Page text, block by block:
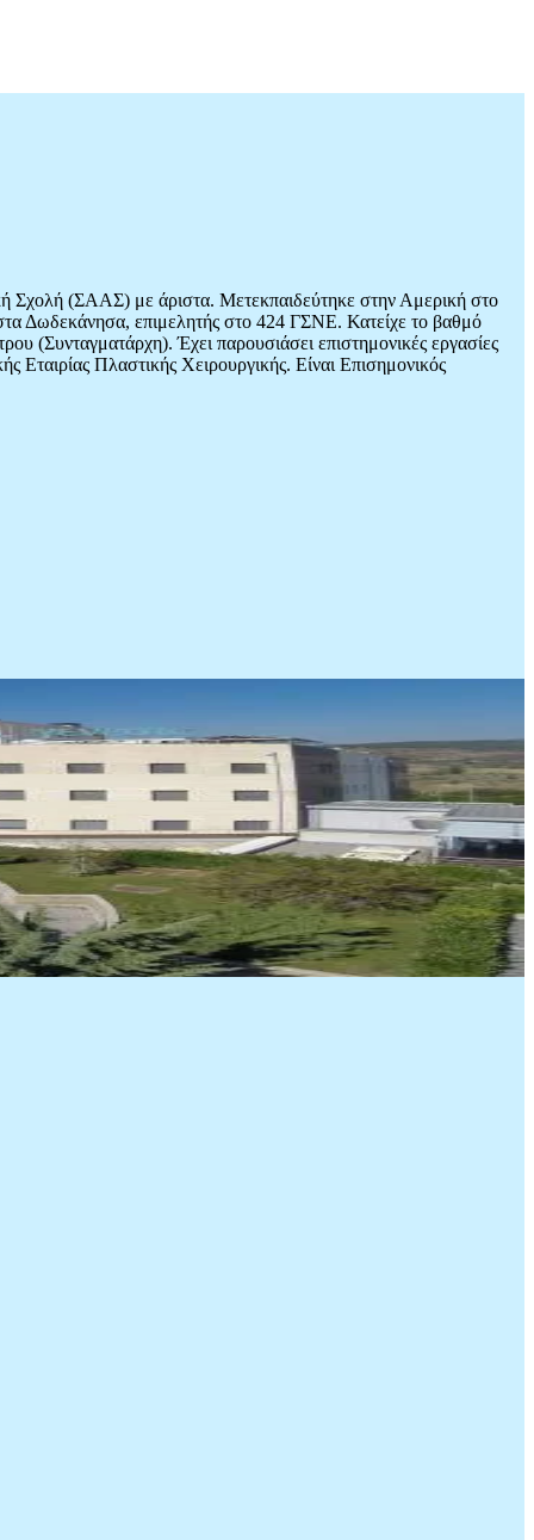
Σχολή (ΣΑΑΣ) με άριστα. Μετεκπαιδεύτηκε στην Αμερική στο
στα Δωδεκάνησα, επιμελητής στο 424 ΓΣΝΕ. Κατείχε το βαθμό
(Συνταγματάρχη). Έχει παρουσιάσει επιστημονικές εργασίες
Εταιρίας Πλαστικής Χειρουργικής. Είναι Επισημονικός